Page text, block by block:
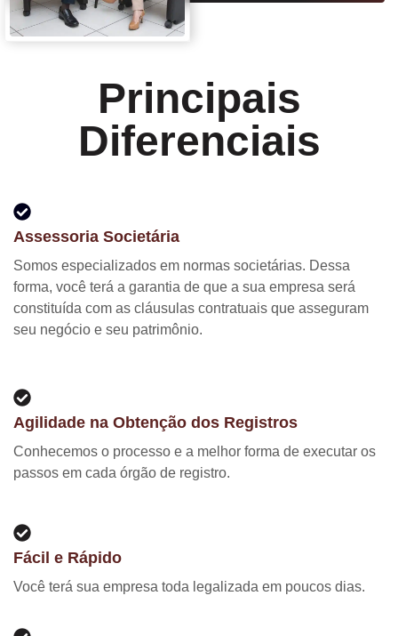
Principais
Diferenciais
Assessoria Societária
Somos especializados em normas societárias. Dessa
forma, você terá a garantia de que a sua empresa será
constituída com as cláusulas contratuais que asseguram
seu negócio e seu patrimônio.
Agilidade na Obtenção dos Registros
Conhecemos o processo e a melhor forma de executar os
passos em cada órgão de registro.
Fácil e Rápido
Você terá sua empresa toda legalizada em poucos dias.